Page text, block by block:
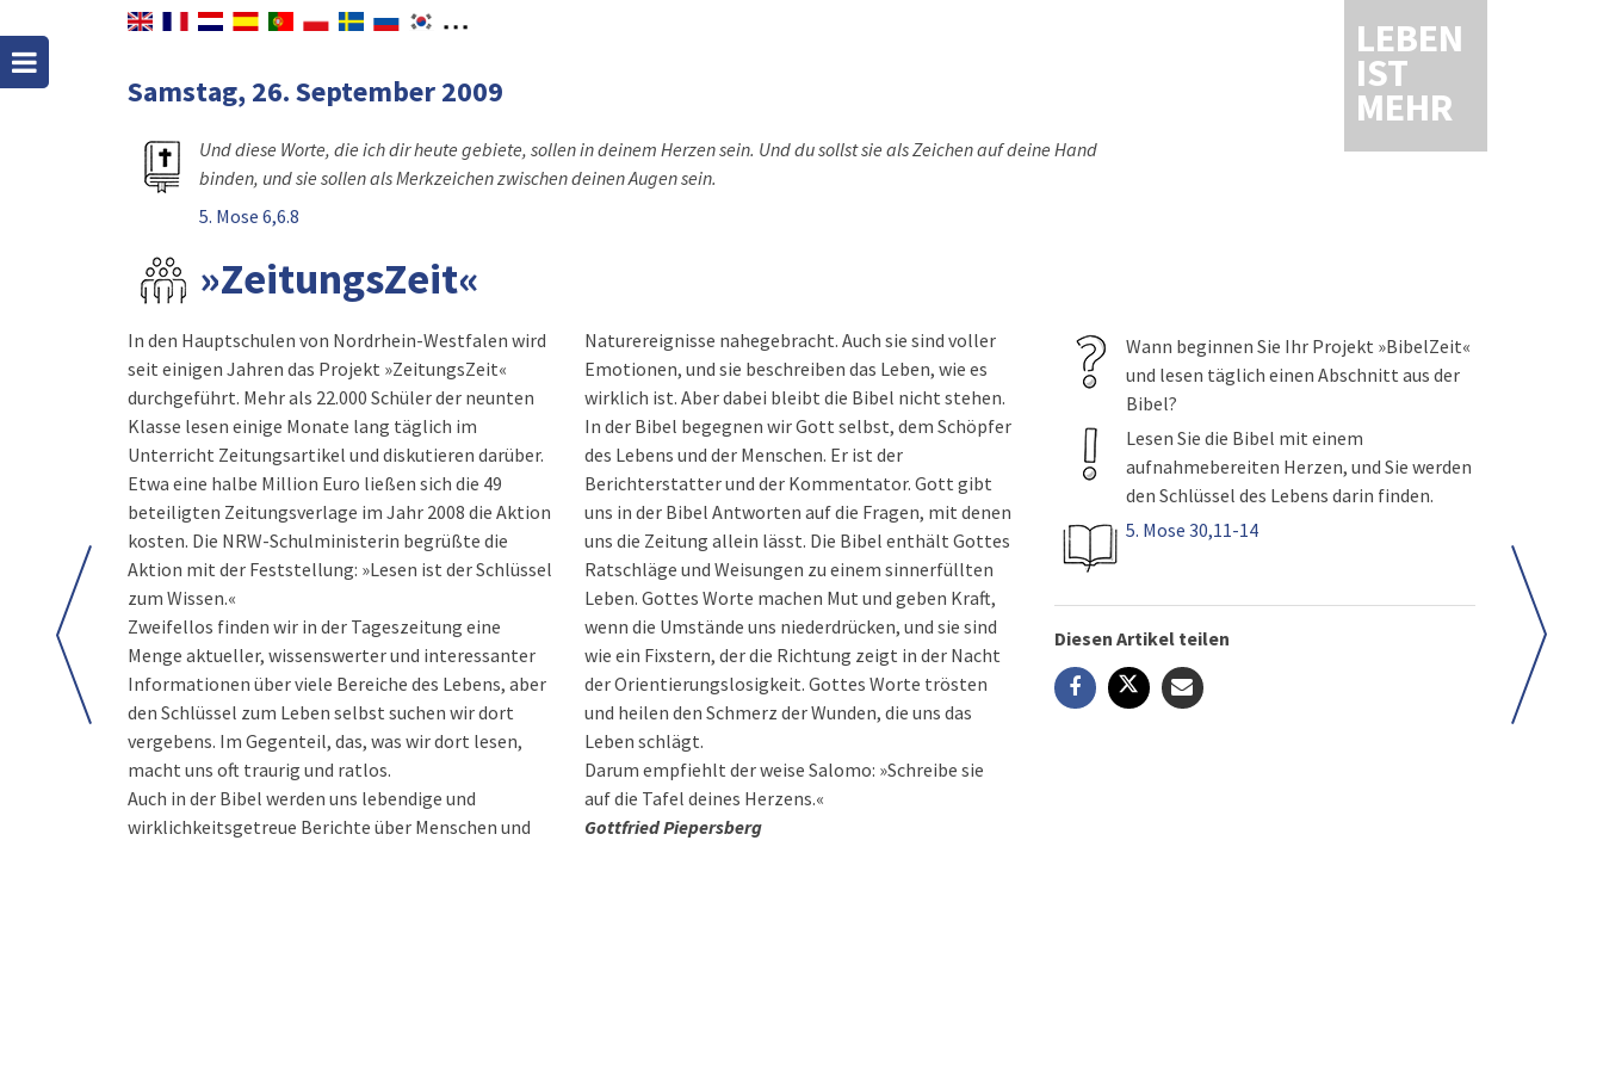
LEBEN
IST
MEHR
Samstag, 26. September 2009
Und diese Worte, die ich dir heute gebiete, sollen in deinem Herzen sein. Und du sollst sie als Zeichen auf deine Hand
binden, und sie sollen als Merkzeichen zwischen deinen Augen sein.
5. Mose 6,6.8
»ZeitungsZeit«
In den Hauptschulen von Nordrhein-Westfalen wird
seit einigen Jahren das Projekt »ZeitungsZeit«
durchgeführt. Mehr als 22.000 Schüler der neunten
Klasse lesen einige Monate lang täglich im
Unterricht Zeitungsartikel und diskutieren darüber.
Etwa eine halbe Million Euro ließen sich die 49
beteiligten Zeitungsverlage im Jahr 2008 die Aktion
kosten. Die NRW-Schulministerin begrüßte die
Aktion mit der Feststellung: »Lesen ist der Schlüssel
zum Wissen.«
Zweifellos finden wir in der Tageszeitung eine
Menge aktueller, wissenswerter und interessanter
Informationen über viele Bereiche des Lebens, aber
den Schlüssel zum Leben selbst suchen wir dort
vergebens. Im Gegenteil, das, was wir dort lesen,
macht uns oft traurig und ratlos.
Auch in der Bibel werden uns lebendige und
wirklichkeitsgetreue Berichte über Menschen und
Naturereignisse nahegebracht. Auch sie sind voller
Emotionen, und sie beschreiben das Leben, wie es
wirklich ist. Aber dabei bleibt die Bibel nicht stehen.
In der Bibel begegnen wir Gott selbst, dem Schöpfer
des Lebens und der Menschen. Er ist der
Berichterstatter und der Kommentator. Gott gibt
uns in der Bibel Antworten auf die Fragen, mit denen
uns die Zeitung allein lässt. Die Bibel enthält Gottes
Ratschläge und Weisungen zu einem sinnerfüllten
Leben. Gottes Worte machen Mut und geben Kraft,
wenn die Umstände uns niederdrücken, und sie sind
wie ein Fixstern, der die Richtung zeigt in der Nacht
der Orientierungslosigkeit. Gottes Worte trösten
und heilen den Schmerz der Wunden, die uns das
Leben schlägt.
Darum empfiehlt der weise Salomo: »Schreibe sie
auf die Tafel deines Herzens.«
Gottfried Piepersberg
Wann beginnen Sie Ihr Projekt »BibelZeit«
und lesen täglich einen Abschnitt aus der
Bibel?
Lesen Sie die Bibel mit einem
aufnahmebereiten Herzen, und Sie werden
den Schlüssel des Lebens darin finden.
5. Mose 30,11-14
Diesen Artikel teilen